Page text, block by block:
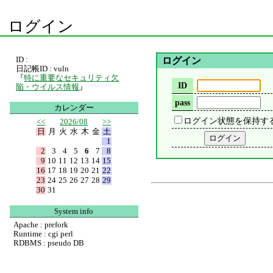
ログイン
ログイン
ID
pass
ログイン状態を保持す
ID :
日記帳ID : vuln
『特に重要なセキュリティ欠
陥・ウイルス情報 』
カレンダー
<<
2026/08
>>
日
月 火 水 木 金 土
1
2
3 4 5 6 7
8
9 10 11 12 13 14 15
16 17 18 19 20 21 22
23 24 25 26 27 28 29
30 31
System info
Apache : prefork
Runtime : cgi perl
RDBMS : pseudo DB